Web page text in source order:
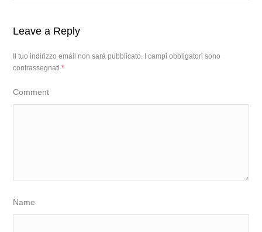
Leave a Reply
Il tuo indirizzo email non sarà pubblicato.
I campi obbligatori sono
contrassegnati*
Comment
Name